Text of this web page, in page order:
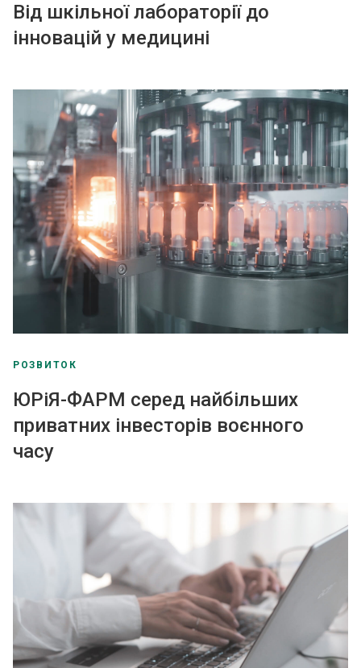
Від шкільної лабораторії до
інновацій у медицині
РОЗВИТОК
ЮРіЯ-ФАРМ серед найбільших
приватних інвесторів воєнного
часу